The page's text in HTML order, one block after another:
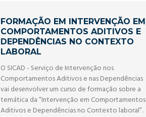
FORMAÇÃO EM INTERVENÇÃO EM
COMPORTAMENTOS ADITIVOS E
DEPENDÊNCIAS NO CONTEXTO
LABORAL
O SICAD - Serviço de Intervenção nos
Comportamentos Aditivos e nas Dependências
vai desenvolver um curso de formação sobre a
temática da “Intervenção em Comportamentos
Aditivos e Dependências no Contexto laboral”.